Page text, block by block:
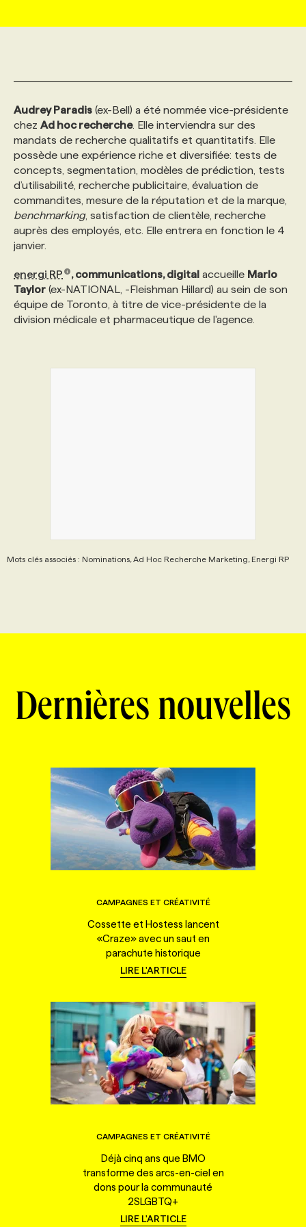
AFFAIRES DE L'INDUSTRIE
INITIATIVES NUMÉRIQUES
PRIX ET DISTINCTIONS
TENDANCES
WEB & MÉDIAS SOCIAUX
MARKETING DURABLE
ÉVÉNEMENTIEL
INFOLETTRE PUBLICITÉ
ANNONCEZ AVEC NOUS
CONSULTER LA CVTHÈQUE
PROFIL ENTREPRISE
FAQ
ANNONCEZ AVEC NOUS
VOIR LES OFFRES
PROFIL CANDIDAT
FAQ
ANNONCEZ AVEC NOUS
NOS FORMATIONS EN LIGNE
NOS PARCOURS DE FORMATIONS
FORMATIONS PERSONNALISÉES
NOS FORMATEUR‧RICES
POURQUOI CHOISIR NOS FORMATIONS
NOS TARIFS
CHASSE DE TÊTE
SERVICE DE CHASSE DE TÊTE
NOS TARIFS
NOS EXPERTISES
FAQ
ANNONCEZ AVEC NOUS
Audrey Paradis (ex-Bell) a été nommée vice-présidente
chez Ad hoc recherche. Elle interviendra sur des
mandats de recherche qualitatifs et quantitatifs. Elle
possède une expérience riche et diversifiée: tests de
concepts, segmentation, modèles de prédiction, tests
d’utilisabilité, recherche publicitaire, évaluation de
commandites, mesure de la réputation et de la marque,
benchmarking, satisfaction de clientèle, recherche
auprès des employés, etc. Elle entrera en fonction le 4
janvier.
energi RP , communications, digitalaccueille Marlo
Taylor (ex-NATIONAL, -Fleishman Hillard) au sein de son
équipe de Toronto, à titre de vice-présidente de la
division médicale et pharmaceutique de l'agence.
Mots clés associés : Nominations, Ad Hoc Recherche Marketing, Energi RP
Dernières nouvelles
CAMPAGNES ET CRÉATIVITÉ
Cossette et Hostess lancent
«Craze» avec un saut en
parachute historique
LIRE L'ARTICLE
CAMPAGNES ET CRÉATIVITÉ
Déjà cinq ans que BMO
transforme des arcs-en-ciel en
dons pour la communauté
2SLGBTQ+
LIRE L'ARTICLE